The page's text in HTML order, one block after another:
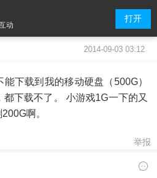
动
打开
2014-09-03 03:12
下载到我的移动硬盘（500G）
都下载不了。 小游戏1G一下的又
啊。
举报